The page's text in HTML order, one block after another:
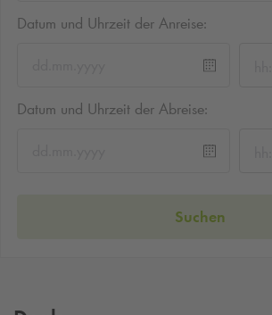
Datum und Uhrzeit der Anreise:
Datum und Uhrzeit der Abreise:
Suchen